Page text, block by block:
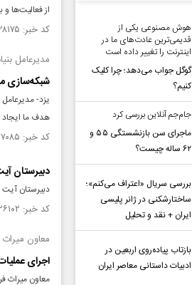
از فعالیت‌ها و
کد خبر: ۱۵۲۸۱۷۵ تاریخ انتشار : ۱۴۰۴/۰۸/۲۵
مدیرعامل
شبکه‌سازی
یزد-
هدف ما
کد خبر: ۱۵۲۷۰۸۵ تاریخ انتشار : ۱۴۰۴/۰۸/۱۹
دبیرستان
دبیرستان
کد خبر: ۱۵۲۶۱۰۲ تاریخ انتشار : ۱۴۰۴/۰۸/۱۳
معاون
اجرای عملیات مرمتی در ۱۷
هوش مصنوعی یکی از
قدیمی‌ترین عادت‌های ما در
اینترنت را تغییر داده است
گوگل جواب می‌دهد؛ چرا کلیک
کنیم؟
جام‌جم آنلاین بررسی کرد
ماجرای سن بازنشستگی ۵۵ و
۶۲ ساله چیست؟
بررسی سریال «اعتراف می‌کنم»؛
ساختارشکنی در ژانر پلیسی
ایران + نقد و تحلیل
بازتاب پیاده‌روی اربعین در
ادبیات داستانی معاصر ایران